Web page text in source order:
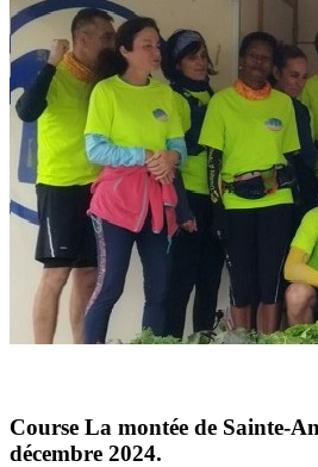
Course La montée de Sainte-
décembre 2024.